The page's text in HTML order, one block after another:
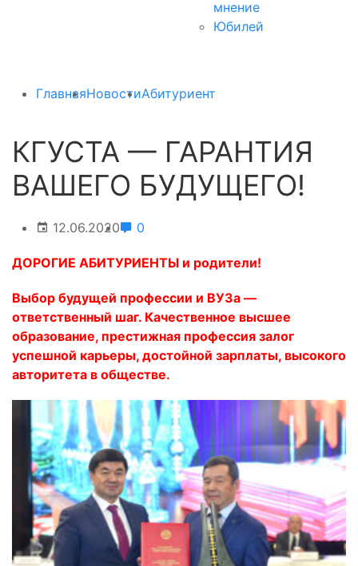
мнение
Юбилей
ГлавнаяНовостиАбитуриент
КГУСТА — ГАРАНТИЯ
ВАШЕГО БУДУЩЕГО!
12.06.2020 0
ДОРОГИЕ АБИТУРИЕНТЫ и родители!
Выбор будущей профессии и ВУЗа —
ответственный шаг. Качественное высшее
образование, престижная профессия залог
успешной карьеры, достойной зарплаты, высокого
авторитета в обществе.